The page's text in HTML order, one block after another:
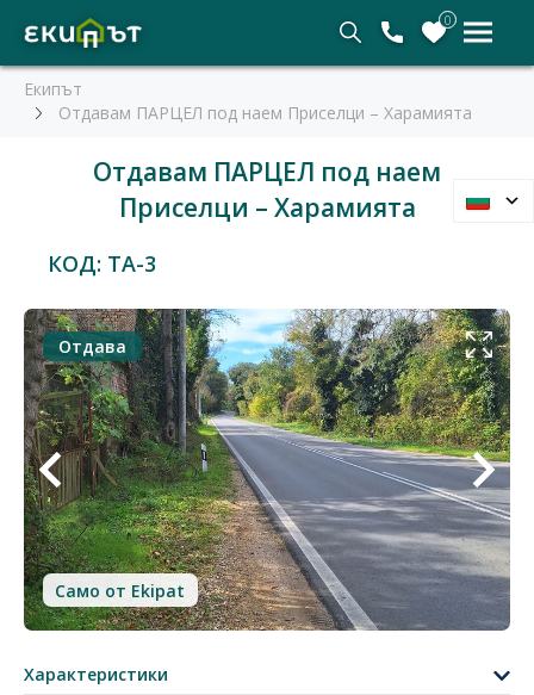
0
Екипът
Отдавам ПАРЦЕЛ под наем Приселци – Харамията
Отдавам ПАРЦЕЛ под наем
Приселци – Харамията
КОД: TA-3
Отдава
Само от Ekipat
Характеристики